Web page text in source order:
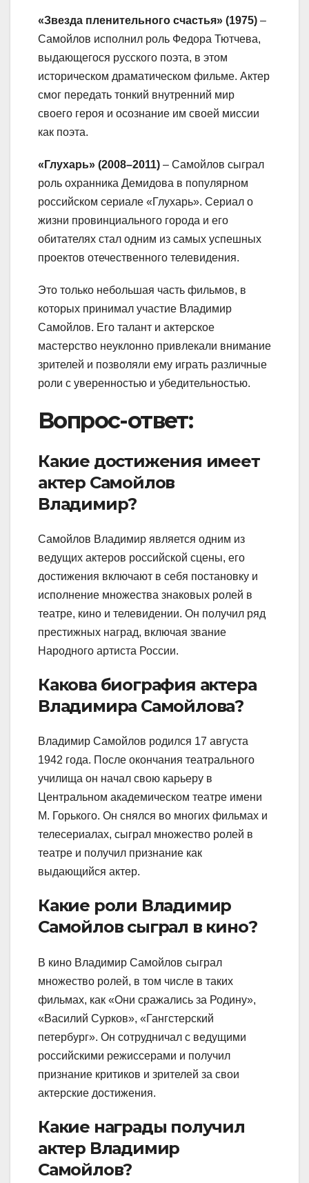
«Звезда пленительного счастья» (1975) –
Самойлов исполнил роль Федора Тютчева,
выдающегося русского поэта, в этом
историческом драматическом фильме. Актер
смог передать тонкий внутренний мир
своего героя и осознание им своей миссии
как поэта.
«Глухарь» (2008–2011) – Самойлов сыграл
роль охранника Демидова в популярном
российском сериале «Глухарь». Сериал о
жизни провинциального города и его
обитателях стал одним из самых успешных
проектов отечественного телевидения.
Это только небольшая часть фильмов, в
которых принимал участие Владимир
Самойлов. Его талант и актерское
мастерство неуклонно привлекали внимание
зрителей и позволяли ему играть различные
роли с уверенностью и убедительностью.
Вопрос-ответ:
Какие достижения имеет
актер Самойлов
Владимир?
Самойлов Владимир является одним из
ведущих актеров российской сцены, его
достижения включают в себя постановку и
исполнение множества знаковых ролей в
театре, кино и телевидении. Он получил ряд
престижных наград, включая звание
Народного артиста России.
Какова биография актера
Владимира Самойлова?
Владимир Самойлов родился 17 августа
1942 года. После окончания театрального
училища он начал свою карьеру в
Центральном академическом театре имени
М. Горького. Он снялся во многих фильмах и
телесериалах, сыграл множество ролей в
театре и получил признание как
выдающийся актер.
Какие роли Владимир
Самойлов сыграл в кино?
В кино Владимир Самойлов сыграл
множество ролей, в том числе в таких
фильмах, как «Они сражались за Родину»,
«Василий Сурков», «Гангстерский
петербург». Он сотрудничал с ведущими
российскими режиссерами и получил
признание критиков и зрителей за свои
актерские достижения.
Какие награды получил
актер Владимир
Самойлов?